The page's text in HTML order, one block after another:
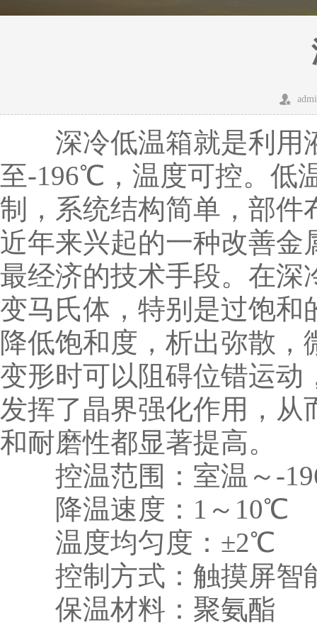
深冷低温箱就是利用
至-196℃，温度可控。低
制，系统结构简单，部件
近年来兴起的一种改善金
最经济的技术手段。在深
变马氏体，特别是过饱
降低饱和度，析出弥散
变形时可以阻碍位错运动
发挥了晶界强化作用，从
和耐磨性都显著提高。
控温范围：室温～-
降温速度：1～10℃
温度均匀度：±2℃
控制方式：触摸屏智
保温材料：聚氨酯